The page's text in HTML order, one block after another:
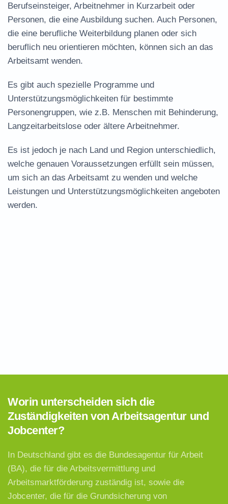
Berufseinsteiger, Arbeitnehmer in Kurzarbeit oder
Personen, die eine Ausbildung suchen. Auch Personen,
die eine berufliche Weiterbildung planen oder sich
beruflich neu orientieren möchten, können sich an das
Arbeitsamt wenden.
Es gibt auch spezielle Programme und
Unterstützungsmöglichkeiten für bestimmte
Personengruppen, wie z.B. Menschen mit Behinderung,
Langzeitarbeitslose oder ältere Arbeitnehmer.
Es ist jedoch je nach Land und Region unterschiedlich,
welche genauen Voraussetzungen erfüllt sein müssen,
um sich an das Arbeitsamt zu wenden und welche
Leistungen und Unterstützungsmöglichkeiten angeboten
werden.
Worin unterscheiden sich die
Zuständigkeiten von Arbeitsagentur und
Jobcenter?
In Deutschland gibt es die Bundesagentur für Arbeit
(BA), die für die Arbeitsvermittlung und
Arbeitsmarktförderung zuständig ist, sowie die
Jobcenter, die für die Grundsicherung von